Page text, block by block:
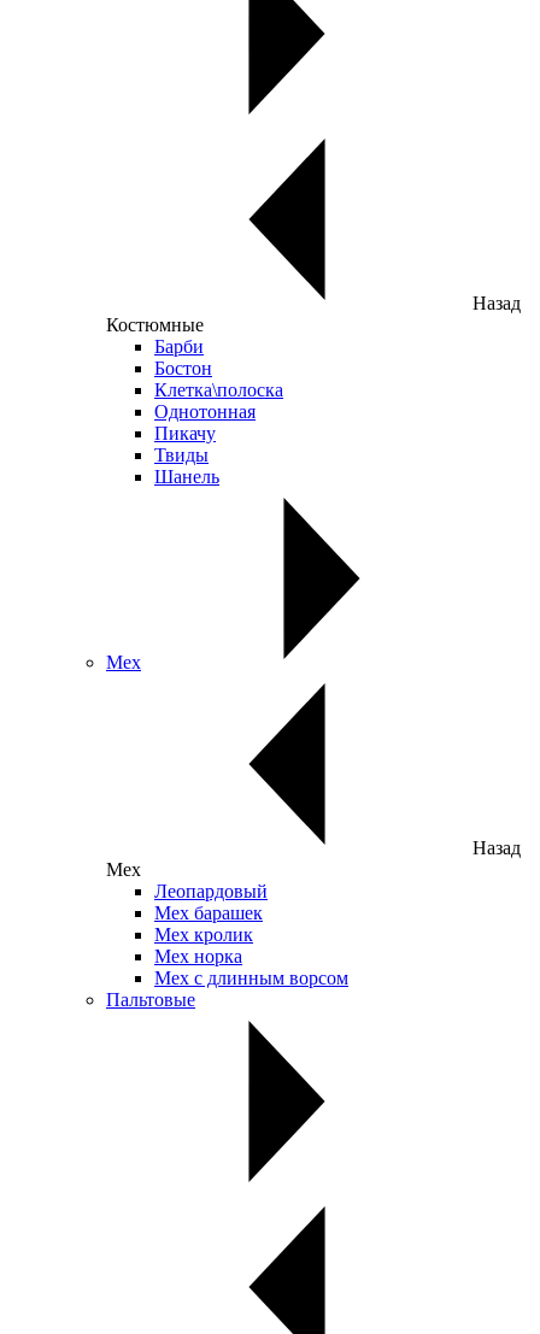
Назад
Костюмные
Барби
Бостон
Клетка\полоска
Однотонная
Пикачу
Твиды
Шанель
Мех
Назад
Мех
Леопардовый
Мех барашек
Мех кролик
Мех норка
Мех с длинным ворсом
Пальтовые